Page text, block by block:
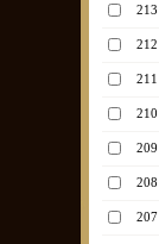
213
212
211
210
209
208
207